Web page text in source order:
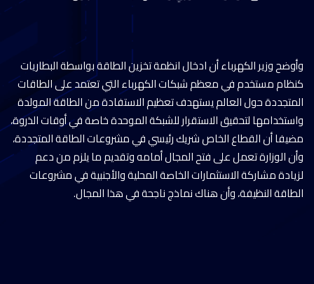
وأوضح وزير الكهرباء أن ادخال انظمة تخزين الطاقة بواسطة البطاريات
كنظام مستخدم في معظم شبكات الكهرباء التي تعتمد على الطاقات
المتجددة حول العالم يستهدف تعظيم الاستفادة من الطاقة المولدة
واستخدامها لتحقيق الاستقرار للشبكة الموحدة خاصة في أوقات الذروة،
مضيفا أن القطاع الخاص شريك رئيسي في مشروعات الطاقة المتجددة،
وأن الوزارة تعمل على فتح المجال أمامه وتقديم ما يلزم من دعم
لزيادة مشاركة الاستثمارات الخاصة المحلية والأجنبية في مشروعات
الطاقة النظيفة، وأن هناك نماذج ناجحة في هذا المجال.